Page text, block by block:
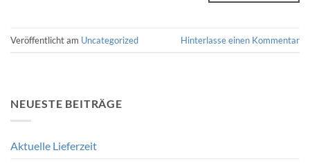
Veröffentlicht am Uncategorized Hinterlasse einen Kommentar
NEUESTE BEITRÄGE
Aktuelle Lieferzeit